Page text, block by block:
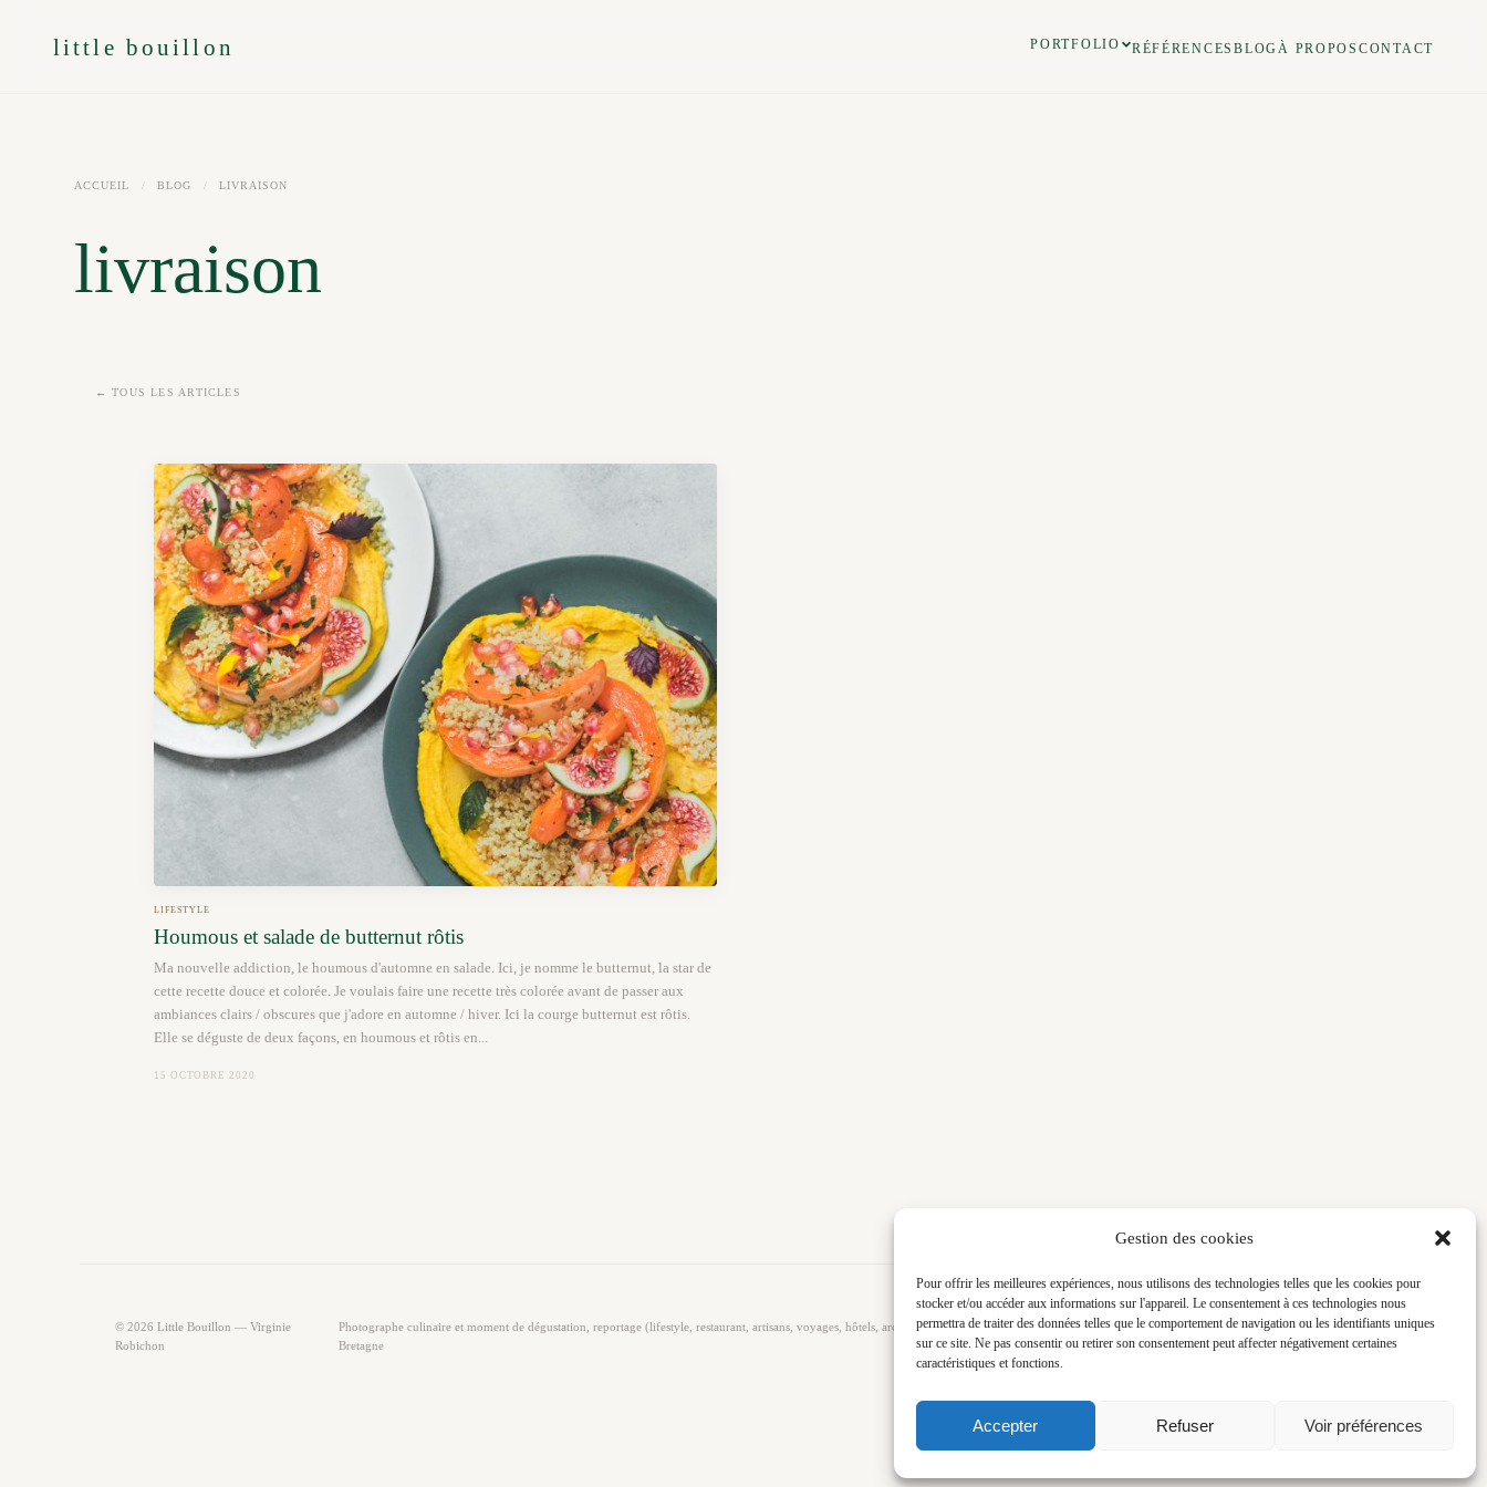
Gestion des cookies
Pour offrir les meilleures expériences, nous utilisons des technologies telles que les cookies pour
stocker et/ou accéder aux informations sur l'appareil. Le consentement à ces technologies nous
permettra de traiter des données telles que le comportement de navigation ou les identifiants uniques
sur ce site. Ne pas consentir ou retirer son consentement peut affecter négativement certaines
caractéristiques et fonctions.
Accepter Refuser Voir préférences
little bouillon PORTFOLIO RÉFÉRENCESBLOG À PROPOS CONTACT
ACCUEIL / BLOG / LIVRAISON
livraison
← TOUS LES ARTICLES
LIFESTYLE
Houmous et salade de butternut rôtis
Ma nouvelle addiction, le houmous d'automne en salade. Ici, je nomme le butternut, la star de
cette recette douce et colorée. Je voulais faire une recette très colorée avant de passer aux
ambiances clairs / obscures que j'adore en automne / hiver. Ici la courge butternut est rôtis.
Elle se déguste de deux façons, en houmous et rôtis en...
15 OCTOBRE 2020
© 2026 Little Bouillon — Virginie
Robichon
Photographe culinaire et moment de dégustation, reportage (lifestyle, restaurant, artisans, voyages, hôtels, architecture et décoration) vidéo, direction artistique, stratégie digitale et stylisme culinaire -
Bretagne